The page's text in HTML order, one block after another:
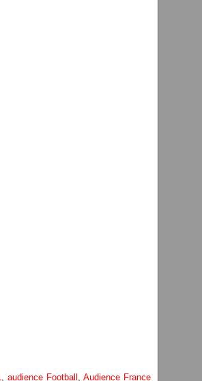
audience Football ,Audience France